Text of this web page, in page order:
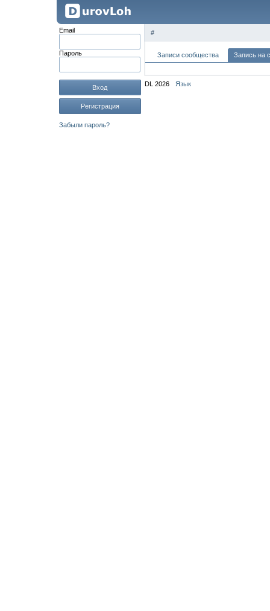
Email
Пароль
Вход
Регистрация
Забыли пароль?
#
Записи сообщества Запись на
DL 2026 Язык